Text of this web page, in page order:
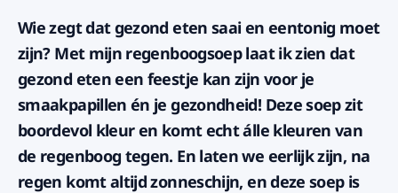
Wie zegt dat gezond eten saai en eentonig moet
zijn? Met mijn regenboogsoep laat ik zien dat
gezond eten een feestje kan zijn voor je
smaakpapillen én je gezondheid! Deze soep zit
boordevol kleur en komt echt álle kleuren van
de regenboog tegen. En laten we eerlijk zijn, na
regen komt altijd zonneschijn, en deze soep is